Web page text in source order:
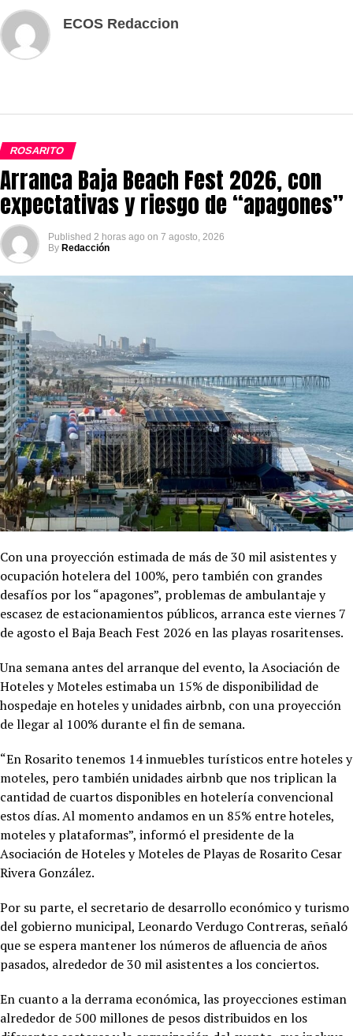
ECOS Redaccion
ROSARITO
Arranca Baja Beach Fest 2026, con
expectativas y riesgo de “apagones”
Published 2 horas ago on 7 agosto, 2026
By Redacción
Con una proyección estimada de más de 30 mil asistentes y
ocupación hotelera del 100%, pero también con grandes
desafíos por los “apagones”, problemas de ambulantaje y
escasez de estacionamientos públicos, arranca este viernes 7
de agosto el Baja Beach Fest 2026 en las playas rosaritenses.
Una semana antes del arranque del evento, la Asociación de
Hoteles y Moteles estimaba un 15% de disponibilidad de
hospedaje en hoteles y unidades airbnb, con una proyección
de llegar al 100% durante el fin de semana.
“En Rosarito tenemos 14 inmuebles turísticos entre hoteles y
moteles, pero también unidades airbnb que nos triplican la
cantidad de cuartos disponibles en hotelería convencional
estos días. Al momento andamos en un 85% entre hoteles,
moteles y plataformas”, informó el presidente de la
Asociación de Hoteles y Moteles de Playas de Rosarito Cesar
Rivera González.
Por su parte, el secretario de desarrollo económico y turismo
del gobierno municipal, Leonardo Verdugo Contreras, señaló
que se espera mantener los números de afluencia de años
pasados, alrededor de 30 mil asistentes a los conciertos.
En cuanto a la derrama económica, las proyecciones estiman
alrededor de 500 millones de pesos distribuidos en los